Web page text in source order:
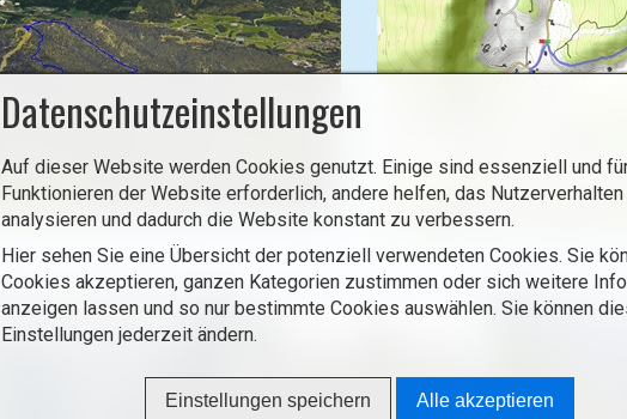
B
i
l
d
i
Datenschutzeinstellungen
Auf dieser Website werden Cookies genutzt. Einige sind essenziell und
Funktionieren der Website erforderlich, andere helfen, das
analysieren und dadurch die Website konstant zu verbessern.
Hier sehen Sie eine Übersicht der potenziell verwendeten Cookies. Sie
Cookies akzeptieren, ganzen Kategorien zustimmen oder sich weitere
anzeigen lassen und so nur bestimmte Cookies auswählen. Sie können
Einstellungen jederzeit ändern.
Einstellungen speichern Alle akzeptieren